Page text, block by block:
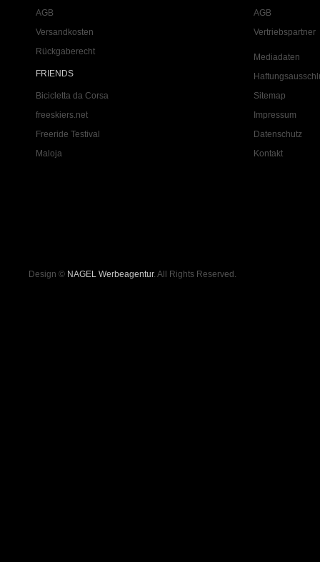
AGB
Versandkosten
Rückgaberecht
FRIENDS
Bicicletta da Corsa
freeskiers.net
Freeride Testival
Maloja
AGB
Vertriebspartner
Mediadaten
Sitemap
Impressum
Datenschutz
Kontakt
Design © NAGEL Werbeagentur. All Rights Reserved.